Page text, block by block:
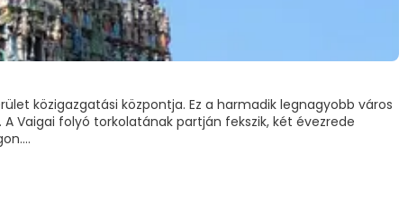
közigazgatási központja. Ez a harmadik legnagyobb város
Vaigai folyó torkolatának partján fekszik, két évezrede
mint a Meenakshi Amman templom és a Tirumalai